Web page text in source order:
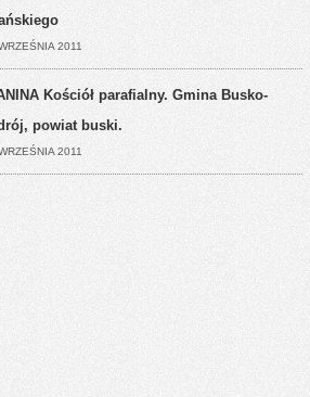
2011
Kościół parafialny. Gmina Busko-
powiat buski.
2011